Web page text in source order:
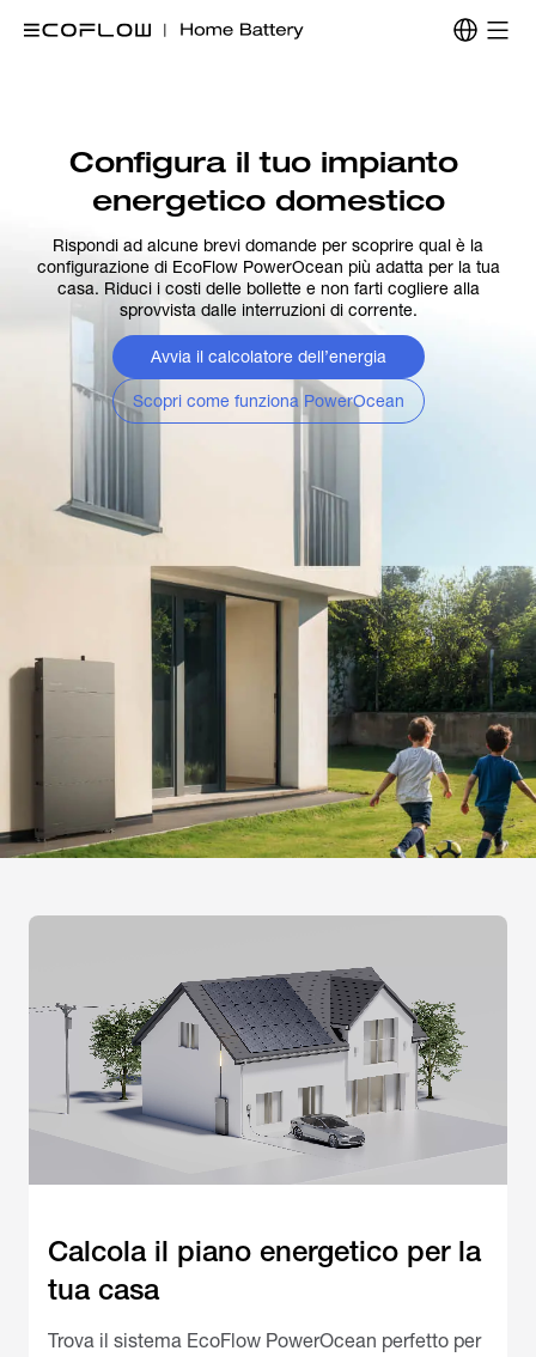
Configura il tuo impianto
energetico domestico
Rispondi ad alcune brevi domande per scoprire qual è la
configurazione di EcoFlow PowerOcean più adatta per la tua
casa. Riduci i costi delle bollette e non farti cogliere alla
sprovvista dalle interruzioni di corrente.
Avvia il calcolatore dell’energia
Scopri come funziona PowerOcean
Calcola il piano energetico per la
tua casa
Trova il sistema EcoFlow PowerOcean perfetto per